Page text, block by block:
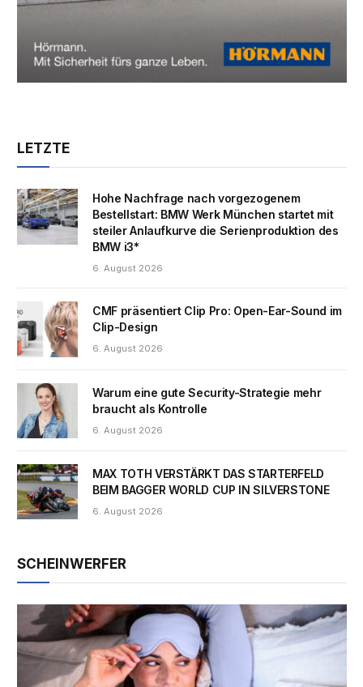
LETZTE
Hohe Nachfrage nach vorgezogenem
Bestellstart: BMW Werk München startet mit
steiler Anlaufkurve die Serienproduktion des
BMW i3*
6. August 2026
CMF präsentiert Clip Pro: Open-Ear-Sound im
Clip-Design
6. August 2026
Warum eine gute Security-Strategie mehr
braucht als Kontrolle
6. August 2026
MAX TOTH VERSTÄRKT DAS STARTERFELD
BEIM BAGGER WORLD CUP IN SILVERSTONE
6. August 2026
SCHEINWERFER